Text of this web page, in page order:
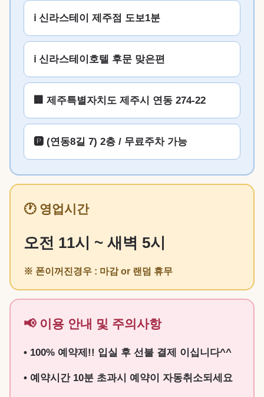
ℹ️ 신라스테이 제주점 도보1분
ℹ️ 신라스테이호텔 후문 맞은편
🏢 제주특별자치도 제주시 연동 274-22
🅿️ (연동8길 7) 2층 / 무료주차 가능
🕐 영업시간
오전 11시 ~ 새벽 5시
※ 폰이꺼진경우 : 마감 or 랜덤 휴무
📢 이용 안내 및 주의사항
• 100% 예약제!! 입실 후 선불 결제 이십니다^^
• 예약시간 10분 초과시 예약이 자동취소되세요